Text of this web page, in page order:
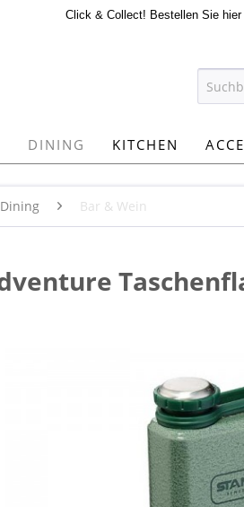
Click & Collect! Bestellen Sie
DINING KITCHEN
Dining Bar & Wein